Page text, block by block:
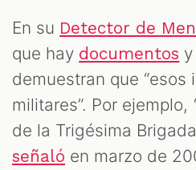
En su Detector de
que hay documentos
demuestran que “esos
militares”. Por
de la Trigésima
señaló en marzo de